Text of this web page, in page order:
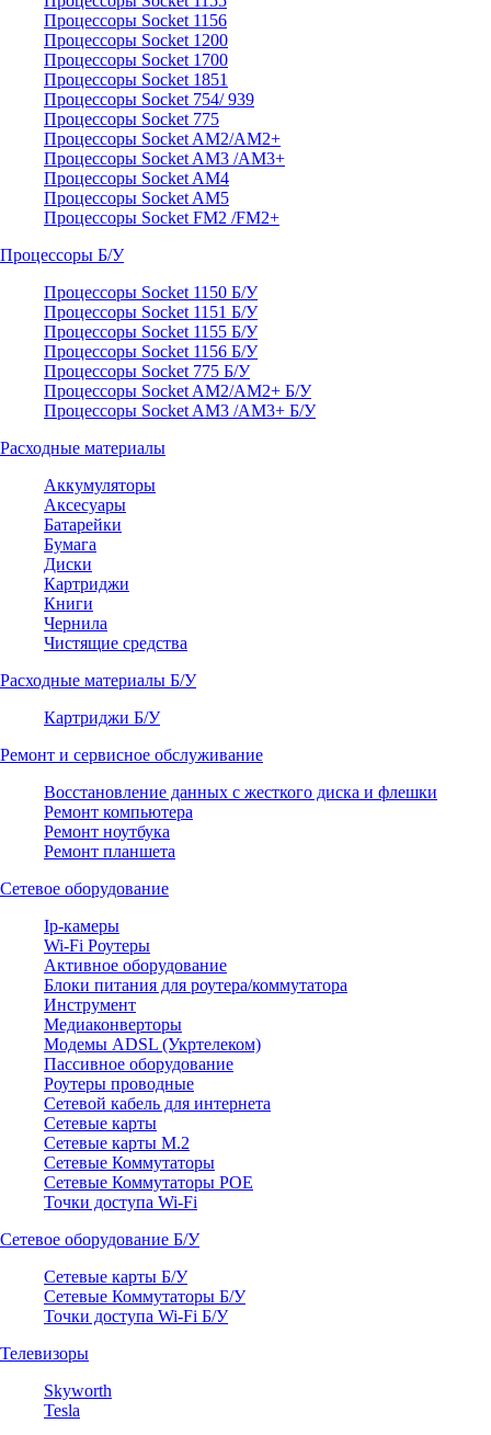
Процессоры Socket 1156
Процессоры Socket 1200
Процессоры Socket 1700
Процессоры Socket 1851
Процессоры Socket 754/ 939
Процессоры Socket 775
Процессоры Socket AM2/AM2+
Процессоры Socket AM3 /AM3+
Процессоры Socket AM4
Процессоры Socket AM5
Процессоры Socket FM2 /FM2+
Процессоры Б/У
Процессоры Socket 1150 Б/У
Процессоры Socket 1151 Б/У
Процессоры Socket 1155 Б/У
Процессоры Socket 1156 Б/У
Процессоры Socket 775 Б/У
Процессоры Socket AM2/AM2+ Б/У
Процессоры Socket AM3 /AM3+ Б/У
Расходные материалы
Аккумуляторы
Аксесуары
Батарейки
Бумага
Диски
Картриджи
Книги
Чернила
Чистящие средства
Расходные материалы Б/У
Картриджи Б/У
Ремонт и сервисное обслуживание
Восстановление данных с жесткого диска и флешки
Ремонт компьютера
Ремонт ноутбука
Ремонт планшета
Сетевое оборудование
Ip-камеры
Wi-Fi Роутеры
Активное оборудование
Блоки питания для роутера/коммутатора
Инструмент
Медиаконверторы
Модемы ADSL (Укртелеком)
Пассивное оборудование
Роутеры проводные
Сетевой кабель для интернета
Сетевые карты
Сетевые карты M.2
Сетевые Коммутаторы
Сетевые Коммутаторы POE
Точки доступа Wi-Fi
Сетевое оборудование Б/У
Сетевые карты Б/У
Сетевые Коммутаторы Б/У
Точки доступа Wi-Fi Б/У
Телевизоры
Skyworth
Tesla